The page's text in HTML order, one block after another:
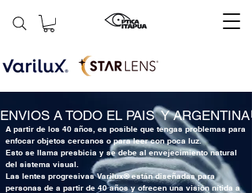
ENVIOS A TODO EL PAIS  Y ARGENTINA
A partir de los 40 años, es posible que tengas problemas para
enfocar objetos cercanos o para leer con poca luz.
Esto se llama presbicia y se debe al envejecimiento natural
del sistema visual.
Las lentes progresivas Varilux® están diseñadas para
personas de a partir de 40 años y ofrecen una visión nítida a